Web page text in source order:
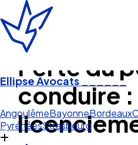
Ellipse Avocats ______
Occit
AngoulêmeBayonneBordeaux
Pyrénées
Perte du
conduire :